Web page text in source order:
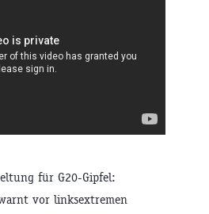
für G20-Gipfel:
vor linksextremen